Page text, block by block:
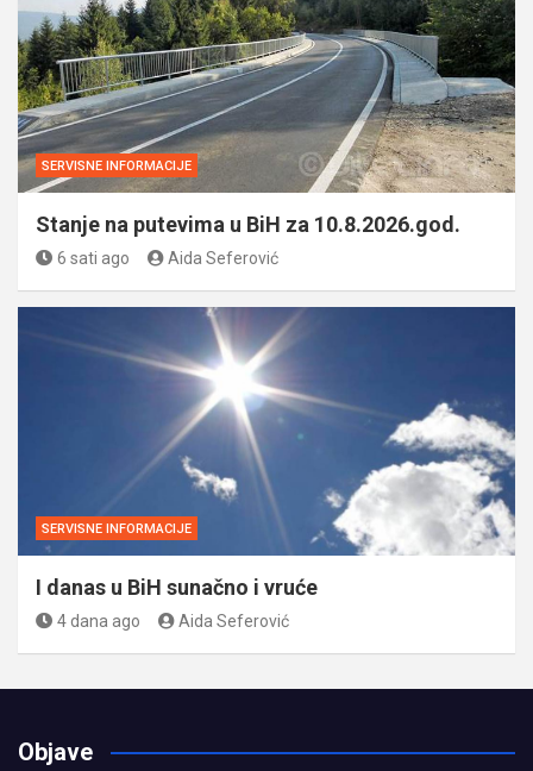
SERVISNE INFORMACIJE
Stanje na putevima u BiH za 10.8.2026.god.
6 sati ago Aida Seferović
SERVISNE INFORMACIJE
I danas u BiH sunačno i vruće
4 dana ago Aida Seferović
Objave